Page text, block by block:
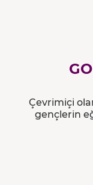
Çevrimiçi
gençlerin